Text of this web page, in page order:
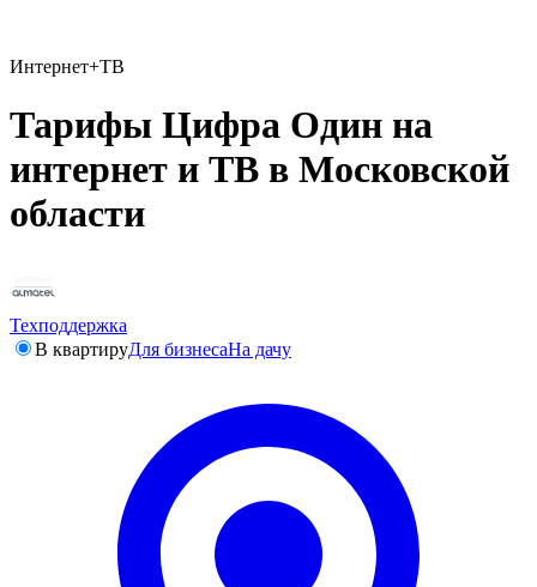
Интернет+ТВ
Тарифы Цифра Один на
интернет и ТВ в Московской
области
Техподдержка
В квартируДля бизнесаНа дачу